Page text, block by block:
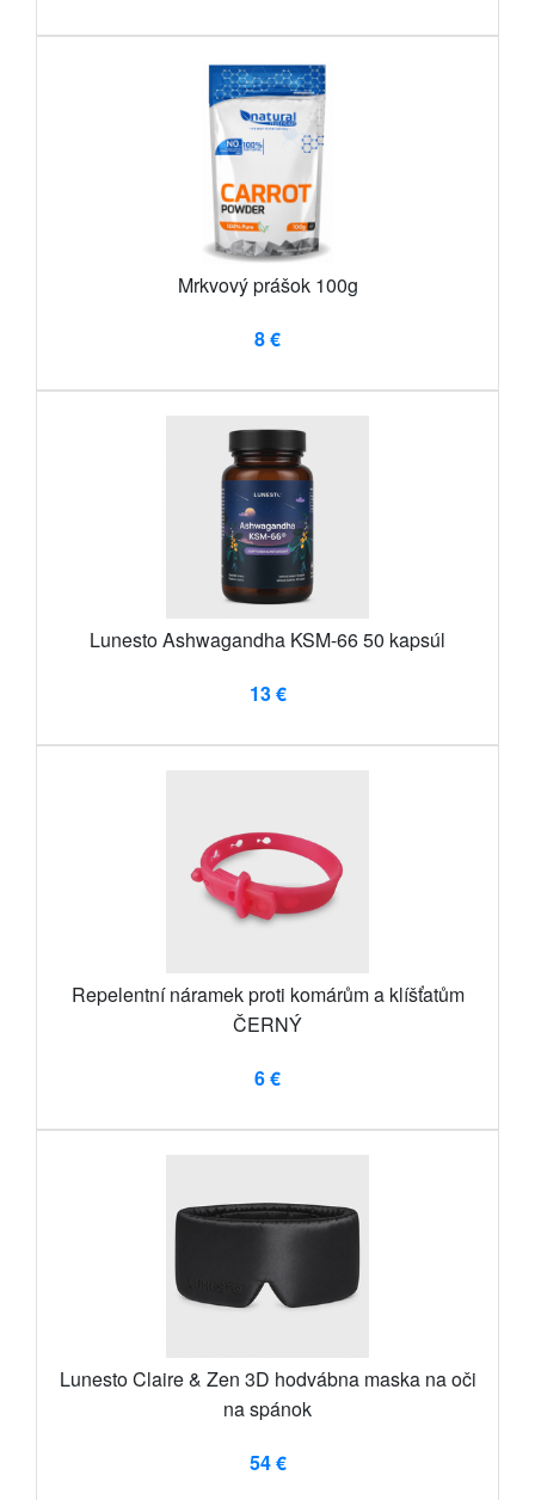
Mrkvový prášok 100g
8 €
Lunesto Ashwagandha KSM-66 50 kapsúl
13 €
Repelentní náramek proti komárům a klíšťatům
ČERNÝ
6 €
Lunesto Claire & Zen 3D hodvábna maska ​​na oči
na spánok
54 €